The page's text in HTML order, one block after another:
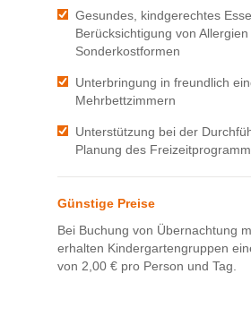
Gesundes, kindgerechtes
Berücksichtigung von Allergien
Sonderkostformen
Unterbringung in freundlich
Mehrbettzimmern
Unterstützung bei der
Planung des
Günstige Preise
Bei Buchung von Übernachtung
erhalten Kindergartengruppen
von 2,00 € pro Person und Tag.